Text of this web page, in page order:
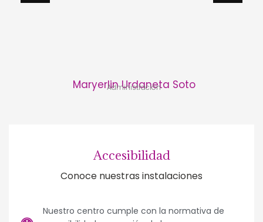
Maryerlin Urdaneta Soto
Administración
Accesibilidad
Conoce nuestras instalaciones
Nuestro centro cumple con la normativa de